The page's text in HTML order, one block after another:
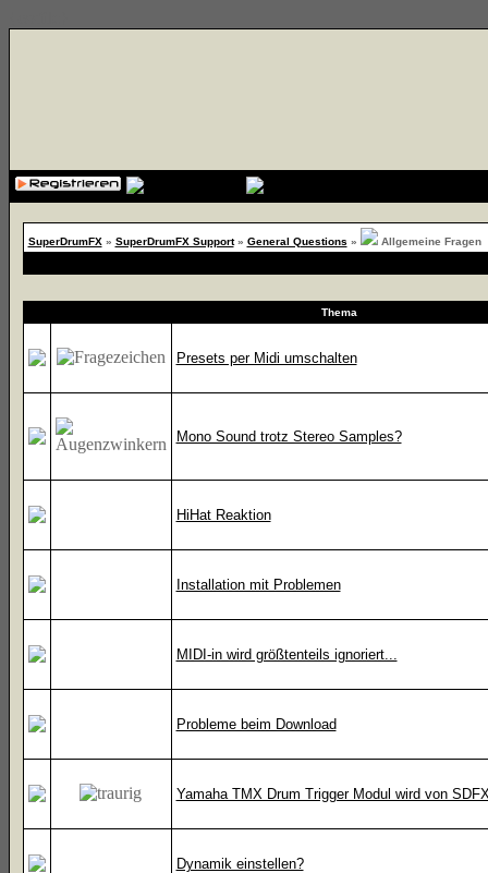
SuperDrumFX» SuperDrumFX Support» General Questions » Allgemeine Fragen
Thema
Presets per Midi umschalten
Mono Sound trotz Stereo Samples?
HiHat Reaktion
Installation mit Problemen
MIDI-in wird größtenteils ignoriert...
Probleme beim Download
Yamaha TMX Drum Trigger Modul wird von
Dynamik einstellen?